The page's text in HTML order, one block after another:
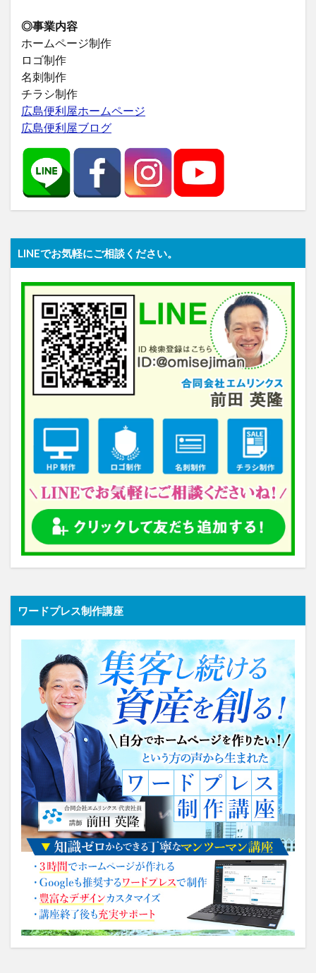
◎事業内容
ホームページ制作
ロゴ制作
名刺制作
チラシ制作
広島便利屋ホームページ
広島便利屋ブログ
LINEでお気軽にご相談ください。
ワードプレス制作講座